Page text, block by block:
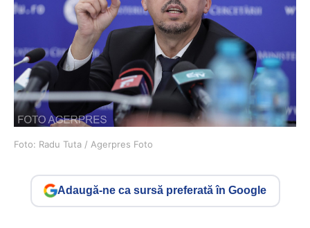
Foto: Radu Tuta / Agerpres Foto
Adaugă-ne ca sursă preferată în Google